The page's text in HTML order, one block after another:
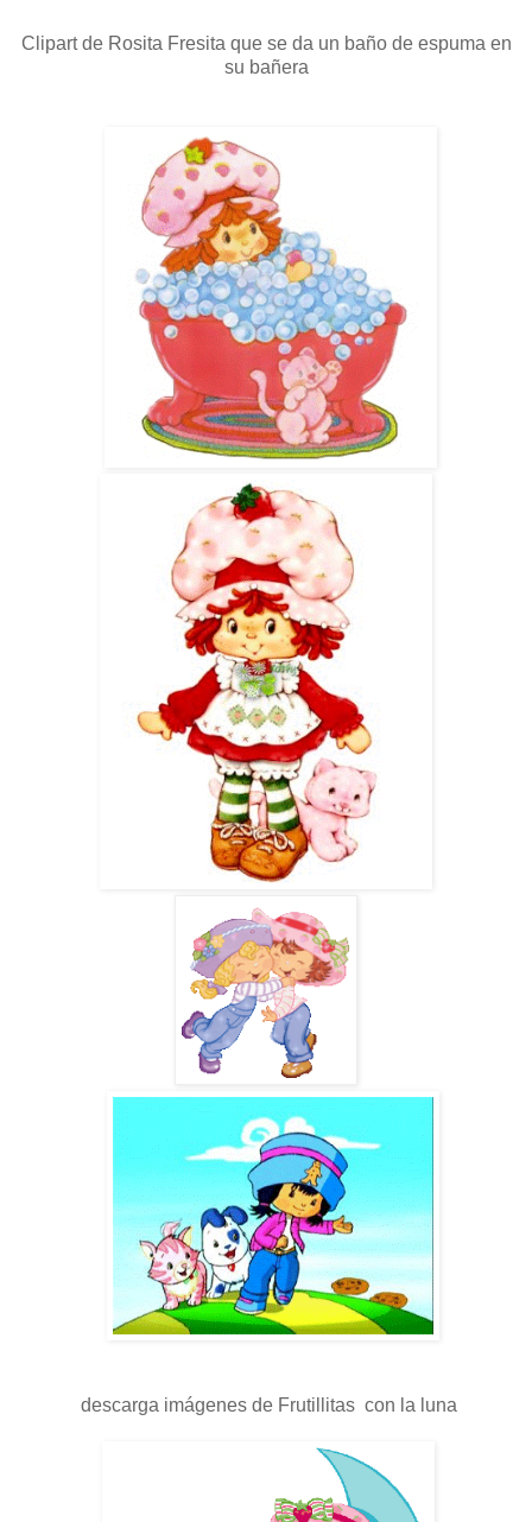
Clipart de Rosita Fresita que se da un baño de espuma en
su bañera
descarga imágenes de Frutillitas con la luna